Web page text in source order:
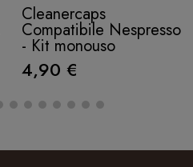
Cleanercaps
Compatibile Nespresso
- Kit monouso
4,90 €